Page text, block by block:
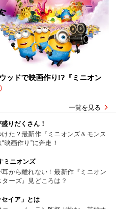
ッドで映画作り!?『ミニオン
一覧を見る
りだくさん！
けた？最新作『ミニオンズ＆モンス
映画作り”に奔走！
ミニオンズ
耳から離れない！最新作『ミニオン
ターズ』見どころは？
セイア」とは